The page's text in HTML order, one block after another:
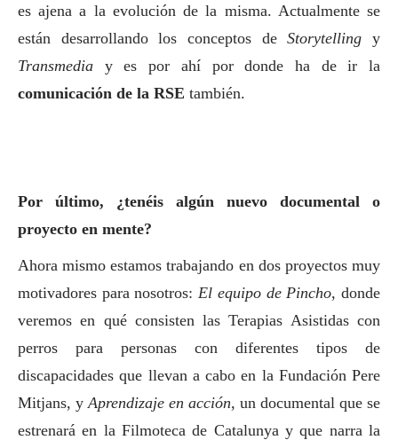
es ajena a la evolución de la misma. Actualmente se
están desarrollando los conceptos deStorytelling y
Transmedia y es por ahí por donde ha de ir la
comunicación de la RSE también.
Por último, ¿tenéis algún nuevo documental o
proyecto en mente?
Ahora mismo estamos trabajando en dos proyectos muy
motivadores para nosotros: El equipo de Pincho, donde
veremos en qué consisten las Terapias Asistidas con
perros para personas con diferentes tipos de
discapacidades que llevan a cabo en la Fundación Pere
Mitjans, y Aprendizaje en acción, un documental que se
estrenará en la Filmoteca de Catalunya y que narra la